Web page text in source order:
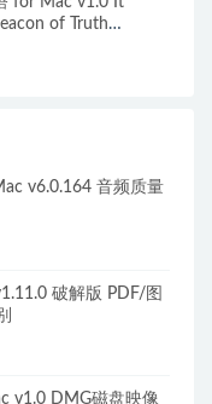
of Truth
v6.0.164 音频质量
破解版 PDF/图
v1.0 DMG磁盘映像